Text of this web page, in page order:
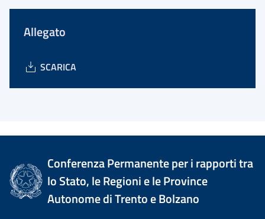
Allegato
SCARICA
Conferenza Permanente per i rapporti tra
lo Stato, le Regioni e le Province
Autonome di Trento e Bolzano